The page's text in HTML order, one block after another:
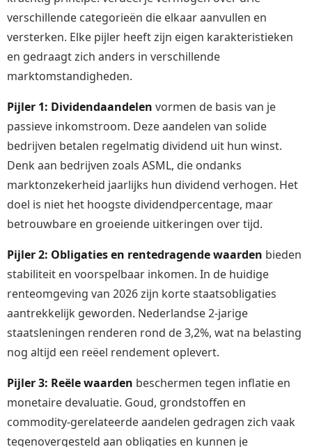
verschillende categorieën die elkaar aanvullen en
versterken. Elke pijler heeft zijn eigen karakteristieken
en gedraagt zich anders in verschillende
marktomstandigheden.
Pijler 1: Dividendaandelen vormen de basis van je
passieve inkomstroom. Deze aandelen van solide
bedrijven betalen regelmatig dividend uit hun winst.
Denk aan bedrijven zoals ASML, die ondanks
marktonzekerheid jaarlijks hun dividend verhogen. Het
doel is niet het hoogste dividendpercentage, maar
betrouwbare en groeiende uitkeringen over tijd.
Pijler 2: Obligaties en rentedragende waarden bieden
stabiliteit en voorspelbaar inkomen. In de huidige
renteomgeving van 2026 zijn korte staatsobligaties
aantrekkelijk geworden. Nederlandse 2-jarige
staatsleningen renderen rond de 3,2%, wat na belasting
nog altijd een reëel rendement oplevert.
Pijler 3: Reële waarden beschermen tegen inflatie en
monetaire devaluatie. Goud, grondstoffen en
commodity-gerelateerde aandelen gedragen zich vaak
tegenovergesteld aan obligaties en kunnen je